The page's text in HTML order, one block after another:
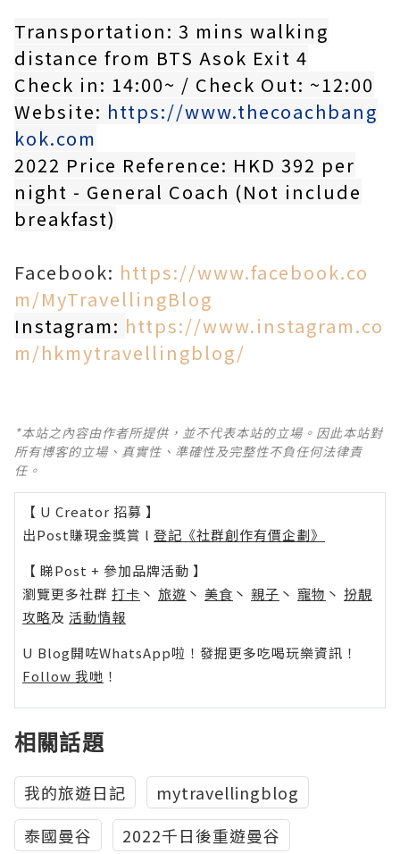
Transportation: 3 mins walking
distance from BTS Asok Exit 4
Check in: 14:00~ / Check Out: ~12:00
Website: https://www.thecoachbang
kok.com
2022 Price Reference: HKD 392 per
night - General Coach (Not include
breakfast)
Facebook: https://www.facebook.co
m/MyTravellingBlog
Instagram: https://www.instagram.co
m/hkmytravellingblog/
*本站之內容由作者所提供，並不代表本站的立場。因此本站對
所有博客的立場、真實性、準確性及完整性不負任何法律責
任。
【 U Creator 招募 】
出Post賺現金獎賞 l 登記《社群創作有價企劃》
【 睇Post + 參加品牌活動 】
瀏覽更多社群 打卡 丶 旅遊 丶 美食 丶 親子 丶 寵物 丶 扮靚
攻略及 活動情報
U Blog開咗WhatsApp啦！發掘更多吃喝玩樂資訊！
Follow 我哋 ！
相關話題
我的旅遊日記
mytravellingblog
泰國曼谷
2022千日後重遊曼谷